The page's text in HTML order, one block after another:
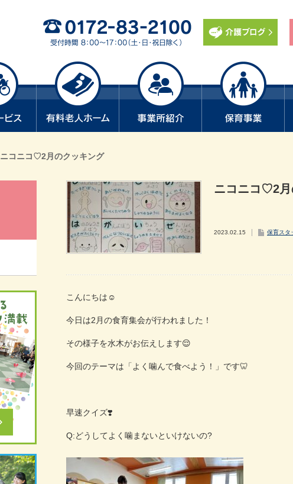
ニコニコ♡2月のクッキング
ニコニコ♡2月
2023.02.15 保育スタ
こんにちは ☺︎
今日は2 月の食育集会が行われました！
その様子を水木がお伝えします😌
今回のテーマは「よく噛んで食べよう！」です🦷
早速クイズ❣️
Q:どうしてよく噛まないといけないの?